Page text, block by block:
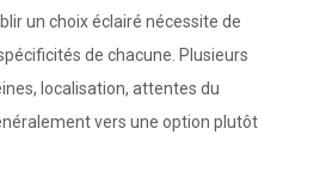
un choix éclairé nécessite de
de chacune. Plusieurs
localisation, attentes du
vers une option plutôt